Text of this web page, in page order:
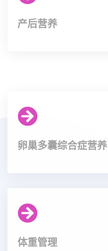
产后营养
卵巢多囊综合症营养
体重管理